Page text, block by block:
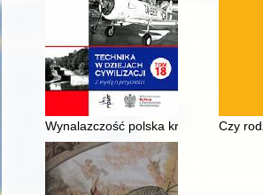
Wynalazczość polska kręgu Wielkiej
Czy